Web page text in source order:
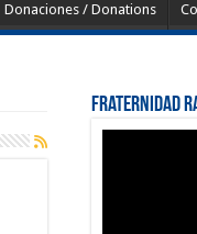
Donaciones / Donations
Fraternidad